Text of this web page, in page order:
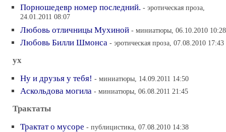
Порношедевр номер последний. - эротическая проза,
24.01.2011 08:07
Любовь отличницы Мухиной - миниатюры, 06.10.2010 10:28
Любовь Билли Шмонса - эротическая проза, 07.08.2010 17:43
ух
Ну и друзья у тебя! - миниатюры, 14.09.2011 14:50
Аскольдова могила - миниатюры, 06.08.2011 21:45
Трактаты
Трактат о мусоре - публицистика, 07.08.2010 14:38